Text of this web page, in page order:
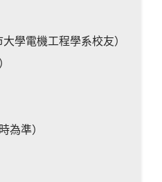
學電機工程學系校友）
為準）